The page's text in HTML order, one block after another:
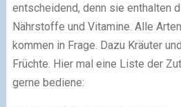
entscheidend, denn sie enthalten
Nährstoffe und Vitamine. Alle
kommen in Frage. Dazu Kräuter
Früchte. Hier mal eine Liste der
gerne bediene: